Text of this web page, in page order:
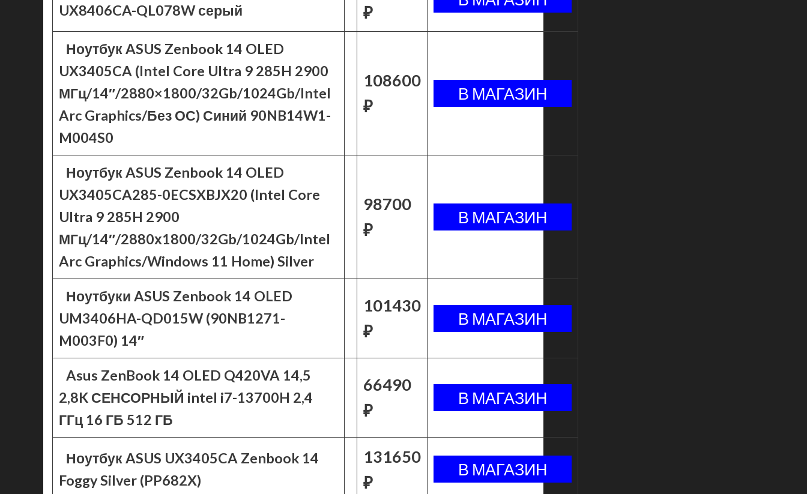
UX8406CA-QL078W серый
₽
Ноутбук ASUS Zenbook 14 OLED
UX3405CA (Intel Core Ultra 9 285H 2900
МГц/14″/2880×1800/32Gb/1024Gb/Intel
Arc Graphics/Без ОС) Синий 90NB14W1-
M004S0
108600
₽
Ноутбук ASUS Zenbook 14 OLED
UX3405CA285-0ECSXBJX20 (Intel Core
Ultra 9 285H 2900
МГц/14″/2880х1800/32Gb/1024Gb/Intel
Arc Graphics/Windows 11 Home) Silver
98700
₽
Ноутбуки ASUS Zenbook 14 OLED
UM3406HA-QD015W (90NB1271-
M003F0) 14″
101430
₽
Asus ZenBook 14 OLED Q420VA 14,5
2,8K СЕНСОРНЫЙ intel i7-13700H 2,4
ГГц 16 ГБ 512 ГБ
66490
₽
Ноутбук ASUS UX3405CA Zenbook 14
Foggy Silver (PP682X)
131650
₽